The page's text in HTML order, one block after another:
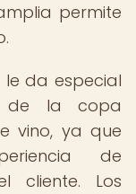
permite
le da especial
de la copa
vino, ya que
de
cliente. Los